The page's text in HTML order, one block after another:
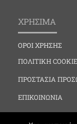
ΧΡΗΣΙΜΑ
ΟΡΟΙ ΧΡΗΣΗΣ
ΠΟΛΙΤΙΚΗ
ΠΡΟΣΤΑΣΙΑ
ΕΠΙΚΟΙΝΩΝΙΑ